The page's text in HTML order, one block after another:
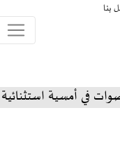
بنا
على المسرح